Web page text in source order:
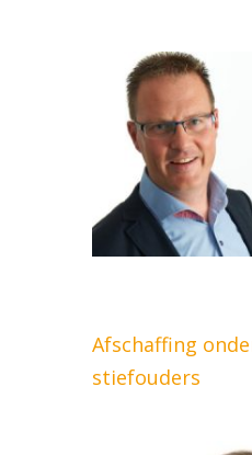
Afschaffing
stiefouders